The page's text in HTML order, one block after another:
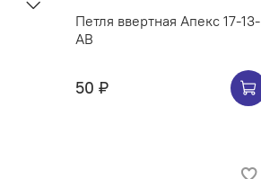
Петля ввертная Апекс 17-13-
AB
50 ₽